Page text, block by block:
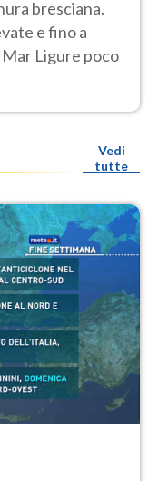
bresciana.
e fino a
Ligure poco
Vedi
tutte